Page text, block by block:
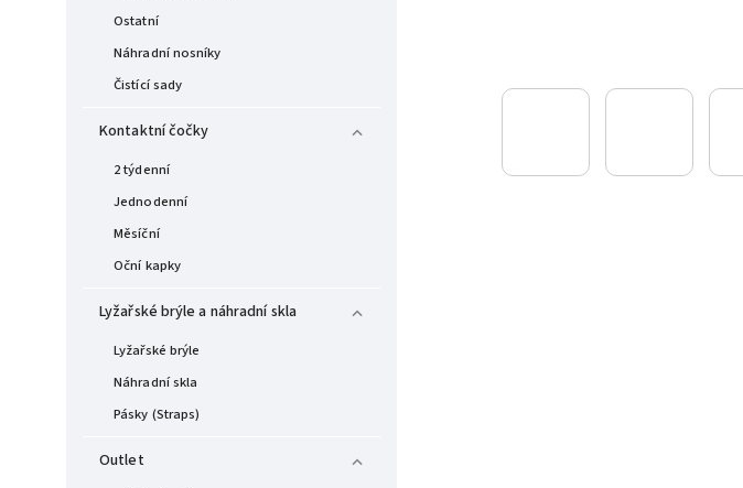
Ostatní
Náhradní nosníky
Čistící sady
Kontaktní čočky
2 týdenní
Jednodenní
Měsíční
Oční kapky
Lyžařské brýle a náhradní skla
Lyžařské brýle
Náhradní skla
Pásky (Straps)
Outlet